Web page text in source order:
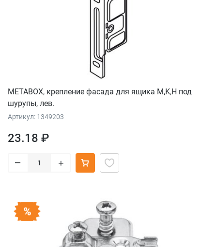
METABOX, крепление фасада для ящика M,K,H под
шурупы, лев.
Артикул: 1349203
23.18 ₽
– +